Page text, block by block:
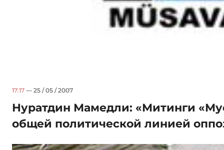
17:17 — 25 / 05 / 2007
Нуратдин Мамедли: «Митинги
общей политической линией